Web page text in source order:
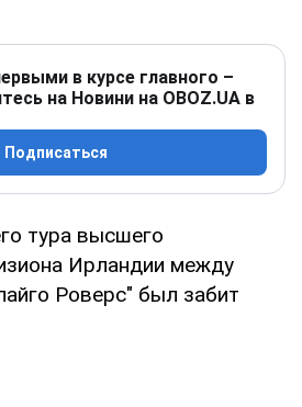
в курсе главного –
на Новини на OBOZ.UA в
Подписаться
тура высшего
Ирландии между
Роверс" был забит